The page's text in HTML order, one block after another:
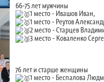
66-75 лет мужчины
1 место - Ивашов Иван,
1 место - Реутов
2 место - Старцев
3 место - Коваленко
76 лет и старше женщины
1 место - Беспалова